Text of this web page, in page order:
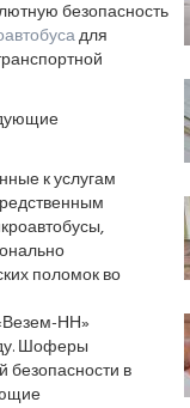
безопасность
для
к услугам
поломок во
НН»
Шоферы
безопасности в